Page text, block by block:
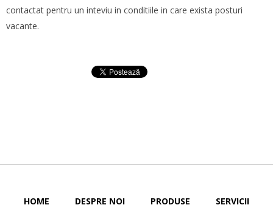
contactat pentru un inteviu in conditiile in care exista posturi
vacante.
HOME DESPRE NOI PRODUSE SERVICII